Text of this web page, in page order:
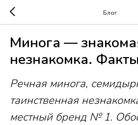
Блог
Минога —
незнакомка.
Речная минога,
таинственная
местный бренд № 1.